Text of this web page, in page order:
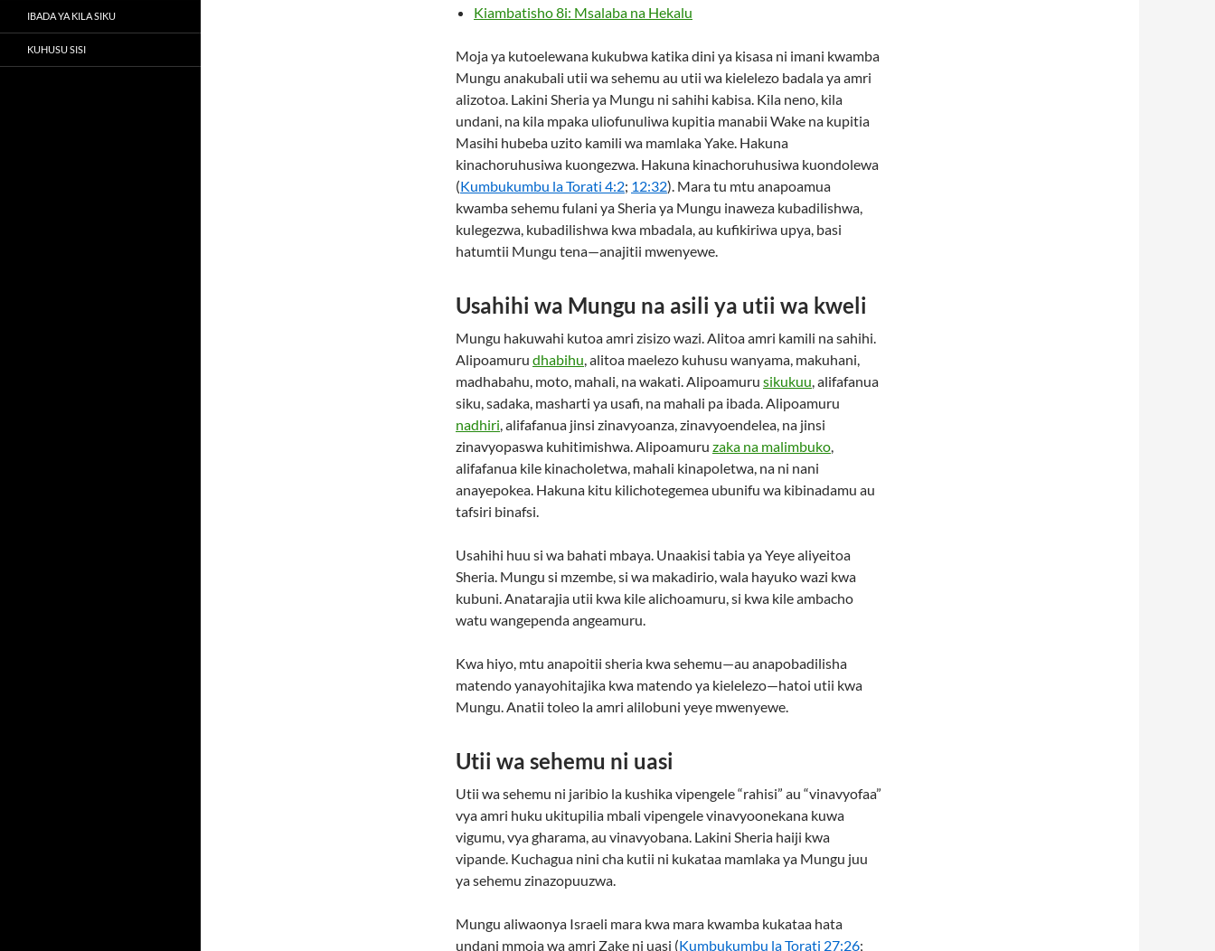
Kiambatisho 8i: Msalaba na Hekalu
Moja ya kutoelewana kukubwa katika dini ya kisasa ni imani kwamba
Mungu anakubali utii wa sehemu au utii wa kielelezo badala ya amri
alizotoa. Lakini Sheria ya Mungu ni sahihi kabisa. Kila neno, kila
undani, na kila mpaka uliofunuliwa kupitia manabii Wake na kupitia
Masihi hubeba uzito kamili wa mamlaka Yake. Hakuna
kinachoruhusiwa kuongezwa. Hakuna kinachoruhusiwa kuondolewa
(Kumbukumbu la Torati 4:2; 12:32). Mara tu mtu anapoamua
kwamba sehemu fulani ya Sheria ya Mungu inaweza kubadilishwa,
kulegezwa, kubadilishwa kwa mbadala, au kufikiriwa upya, basi
hatumtii Mungu tena—anajitii mwenyewe.
Usahihi wa Mungu na asili ya utii wa kweli
Mungu hakuwahi kutoa amri zisizo wazi. Alitoa amri kamili na sahihi.
Alipoamuru dhabihu, alitoa maelezo kuhusu wanyama, makuhani,
madhabahu, moto, mahali, na wakati. Alipoamuru sikukuu, alifafanua
siku, sadaka, masharti ya usafi, na mahali pa ibada. Alipoamuru
nadhiri, alifafanua jinsi zinavyoanza, zinavyoendelea, na jinsi
zinavyopaswa kuhitimishwa. Alipoamuru zaka na malimbuko,
alifafanua kile kinacholetwa, mahali kinapoletwa, na ni nani
anayepokea. Hakuna kitu kilichotegemea ubunifu wa kibinadamu au
tafsiri binafsi.
Usahihi huu si wa bahati mbaya. Unaakisi tabia ya Yeye aliyeitoa
Sheria. Mungu si mzembe, si wa makadirio, wala hayuko wazi kwa
kubuni. Anatarajia utii kwa kile alichoamuru, si kwa kile ambacho
watu wangependa angeamuru.
Kwa hiyo, mtu anapoitii sheria kwa sehemu—au anapobadilisha
matendo yanayohitajika kwa matendo ya kielelezo—hatoi utii kwa
Mungu. Anatii toleo la amri alilobuni yeye mwenyewe.
Utii wa sehemu ni uasi
Utii wa sehemu ni jaribio la kushika vipengele “rahisi” au “vinavyofaa”
vya amri huku ukitupilia mbali vipengele vinavyoonekana kuwa
vigumu, vya gharama, au vinavyobana. Lakini Sheria haiji kwa
vipande. Kuchagua nini cha kutii ni kukataa mamlaka ya Mungu juu
ya sehemu zinazopuuzwa.
Mungu aliwaonya Israeli mara kwa mara kwamba kukataa hata
undani mmoja wa amri Zake ni uasi (Kumbukumbu la Torati 27:26;
IBADA YA KILA SIKU
KUHUSU SISI